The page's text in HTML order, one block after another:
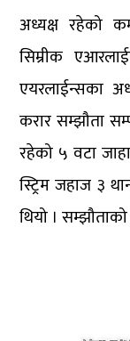
अध्यक्ष रहेको
सिम्रीक
एयरलाईन्सका
करार सम्झौता
रहेको ५ वटा
स्ट्रिम जहाज ३
थियो ।